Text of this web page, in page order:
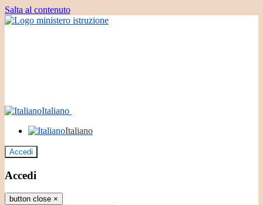
Salta al contenuto
Italiano
Italiano
Accedi
Accedi
button close ×